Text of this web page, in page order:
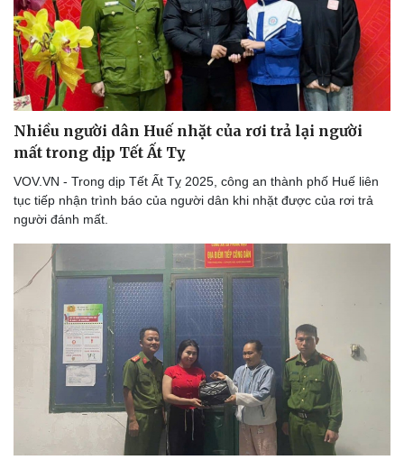
Thể thao
Bóng đá
Lịch thi đấu bóng đá
Thế giới thể thao
eSports
Hậu trường
Ô tô - Xe máy
Ô tô
Xe máy
Tư vấn
Nhiều người dân Huế nhặt của rơi trả lại người
mất trong dịp Tết Ất Tỵ
VOV.VN - Trong dịp Tết Ất Tỵ 2025, công an thành phố Huế liên
tục tiếp nhận trình báo của người dân khi nhặt được của rơi trả
người đánh mất.